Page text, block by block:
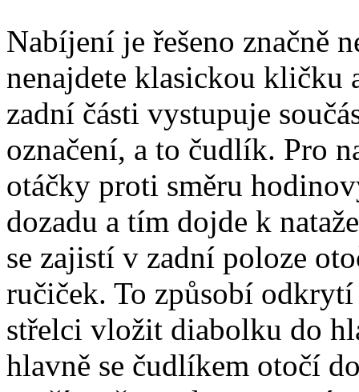
Nabíjení je řešeno značně
nenajdete klasickou
zadní části vystupuje
označení, a to čudlík. Pro
otáčky proti směru
dozadu a tím dojde k
se zajistí v zadní poloze
ručiček. To způsobí
střelci vložit diabolku do
hlavně se čudlíkem otočí